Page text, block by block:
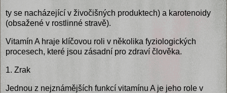
ty se nacházející v živočišných produktech) a karotenoidy
(obsažené v rostlinné stravě).
Vitamín A hraje klíčovou roli v několika fyziologických
procesech, které jsou zásadní pro zdraví člověka.
1. Zrak
Jednou z nejznámějších funkcí vitamínu A je jeho role v